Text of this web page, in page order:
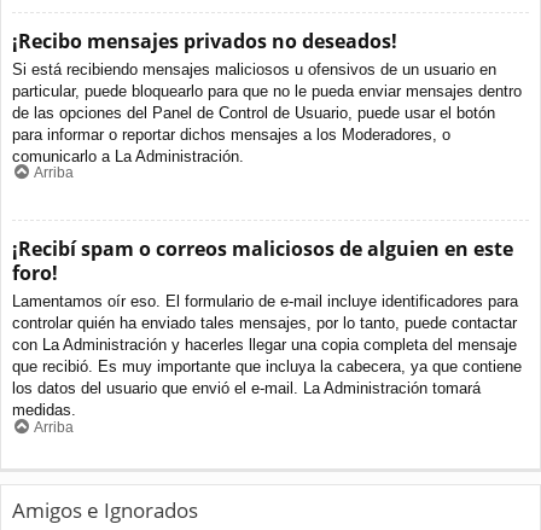
¡Recibo mensajes privados no deseados!
Si está recibiendo mensajes maliciosos u ofensivos de un usuario en
particular, puede bloquearlo para que no le pueda enviar mensajes dentro
de las opciones del Panel de Control de Usuario, puede usar el botón
para informar o reportar dichos mensajes a los Moderadores, o
comunicarlo a La Administración.
Arriba
¡Recibí spam o correos maliciosos de alguien en este
foro!
Lamentamos oír eso. El formulario de e-mail incluye identificadores para
controlar quién ha enviado tales mensajes, por lo tanto, puede contactar
con La Administración y hacerles llegar una copia completa del mensaje
que recibió. Es muy importante que incluya la cabecera, ya que contiene
los datos del usuario que envió el e-mail. La Administración tomará
medidas.
Arriba
Amigos e Ignorados